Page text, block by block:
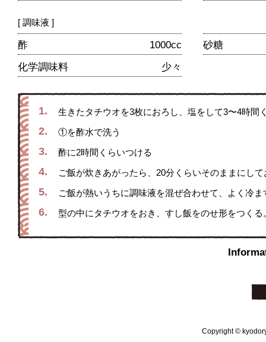
[ 調味液 ]
酢 1000cc
砂糖
化学調味料
少々
1. 生きたタチウオを3枚におろし、塩をして3〜4時間
2. ①を酢水で洗う
3. 酢に2時間くらいつける
4. ご飯が炊きあがったら、20分くらいそのままにして
5. ご飯が熱いうちに調味液を混ぜ合わせて、よく冷ま
6. 型の中にタチウオをおき、すし飯をのせ形をつく
Copyright ©